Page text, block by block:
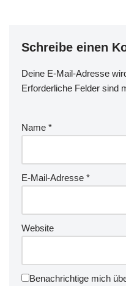
Schreibe einen
Deine E-Mail-Adresse
Erforderliche Felder sind
Name *
E-Mail-Adresse *
Website
Benachrichtige mich